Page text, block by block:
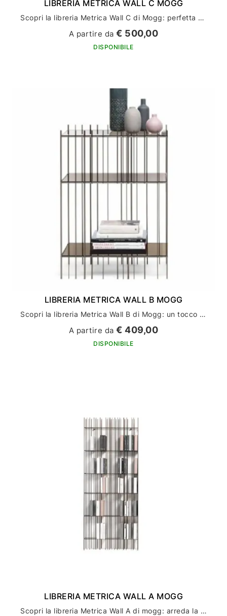
LIBRERIA METRICA WALL C MOGG
Scopri la libreria Metrica Wall C di Mogg: perfetta per arredare la tua casa con stile ed eleganza
A partire da€ 500,00
DISPONIBILE
LIBRERIA METRICA WALL B MOGG
Scopri la libreria Metrica Wall B di Mogg: un tocco di stile per il tuo arredamento casa
A partire da€ 409,00
DISPONIBILE
LIBRERIA METRICA WALL A MOGG
Scopri la libreria Metrica Wall A di mogg: arreda la tua casa con stile ed eleganza